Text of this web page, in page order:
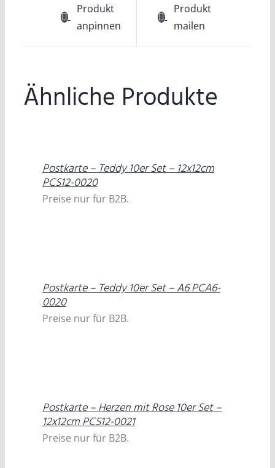
Produkt
anpinnen
Produkt
mailen
Ähnliche Produkte
Postkarte – Teddy 10er Set – 12x12cm
PCS12-0020
Preise nur für B2B.
Postkarte – Teddy 10er Set – A6 PCA6-
0020
Preise nur für B2B.
Postkarte – Herzen mit Rose 10er Set –
12x12cm PCS12-0021
Preise nur für B2B.